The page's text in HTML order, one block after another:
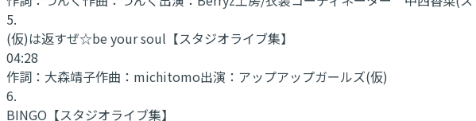
5.
(仮)は返すぜ☆be your soul 【スタジオライブ集】
04:28
作詞： 大森靖子作曲： michitomo出演： アップアップガールズ(仮)
6.
BINGO 【スタジオライブ集】